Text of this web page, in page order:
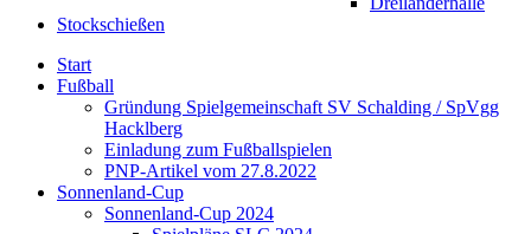
Stockschießen
Start
Fußball
Gründung Spielgemeinschaft SV Schalding / SpVgg
Hacklberg
Einladung zum Fußballspielen
PNP-Artikel vom 27.8.2022
Sonnenland-Cup
Sonnenland-Cup 2024